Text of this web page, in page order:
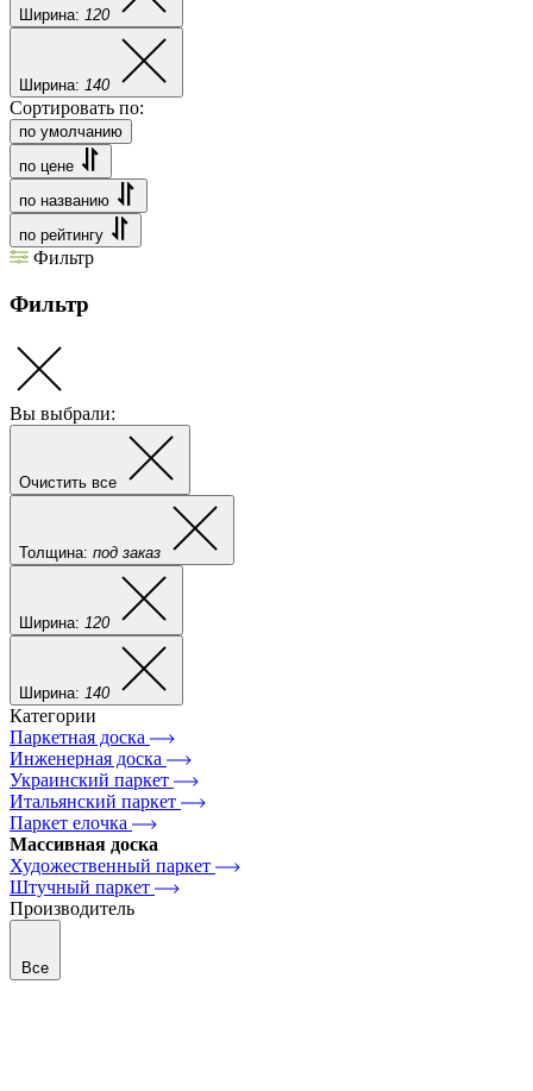
Ширина: 120
Ширина: 140
Сортировать по:
по умолчанию
по цене
по названию
по рейтингу
Фильтр
Фильтр
Вы выбрали:
Очистить все
Толщина: под заказ
Ширина: 120
Ширина: 140
Категории
Паркетная доска
Инженерная доска
Украинский паркет
Итальянский паркет
Паркет елочка
Массивная доска
Художественный паркет
Штучный паркет
Производитель
Все